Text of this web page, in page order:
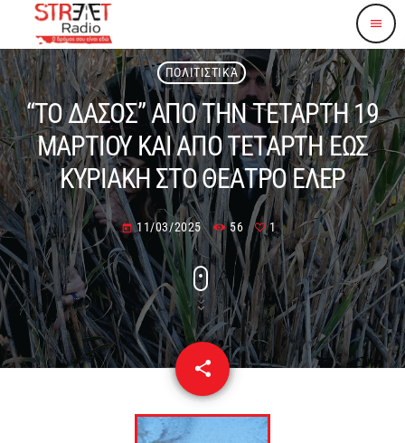
menu
ΠΟΛΙΤΙΣΤΙΚΆ
“ΤΟ ΔΑΣΟΣ” ΑΠΟ ΤΗΝ ΤΕΤΑΡΤΗ 19
ΜΑΡΤΙΟΥ ΚΑΙ ΑΠΟ ΤΕΤΑΡΤΗ ΕΩΣ
ΚΥΡΙΑΚΗ ΣΤΟ ΘΕΑΤΡΟ ΕΛΕΡ
today 11/03/2025 56 1
share
email